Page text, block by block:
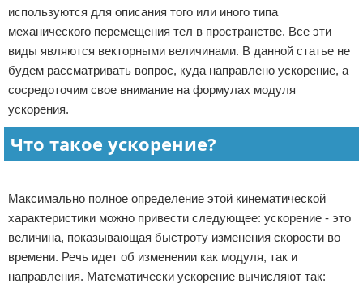
Отказ от ответственности
используются для описания того или иного типа
механического перемещения тел в пространстве. Все эти
виды являются векторными величинами. В данной статье не
будем рассматривать вопрос, куда направлено ускорение, а
сосредоточим свое внимание на формулах модуля
ускорения.
Что такое ускорение?
Максимально полное определение этой кинематической
характеристики можно привести следующее: ускорение - это
величина, показывающая быстроту изменения скорости во
времени. Речь идет об изменении как модуля, так и
направления. Математически ускорение вычисляют так: